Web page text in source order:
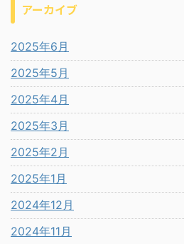
アーカイブ
2025年6月
2025年5月
2025年4月
2025年3月
2025年2月
2025年1月
2024年12月
2024年11月